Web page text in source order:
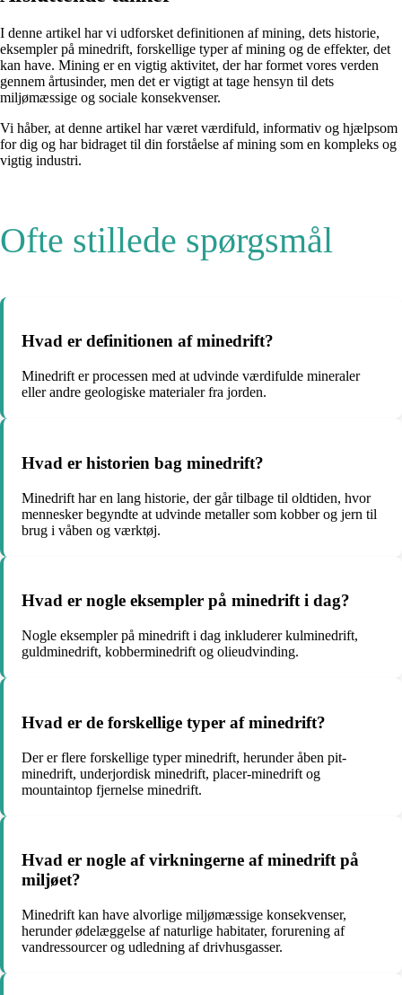
I denne artikel har vi udforsket definitionen af mining, dets historie,
eksempler på minedrift, forskellige typer af mining og de effekter, det
kan have. Mining er en vigtig aktivitet, der har formet vores verden
gennem årtusinder, men det er vigtigt at tage hensyn til dets
miljømæssige og sociale konsekvenser.
Vi håber, at denne artikel har været værdifuld, informativ og hjælpsom
for dig og har bidraget til din forståelse af mining som en kompleks og
vigtig industri.
Ofte stillede spørgsmål
Hvad er definitionen af ​​minedrift?
Minedrift er processen med at udvinde værdifulde mineraler
eller andre geologiske materialer fra jorden.
Hvad er historien bag minedrift?
Minedrift har en lang historie, der går tilbage til oldtiden, hvor
mennesker begyndte at udvinde metaller som kobber og jern til
brug i våben og værktøj.
Hvad er nogle eksempler på minedrift i dag?
Nogle eksempler på minedrift i dag inkluderer kulminedrift,
guldminedrift, kobberminedrift og olieudvinding.
Hvad er de forskellige typer af minedrift?
Der er flere forskellige typer minedrift, herunder åben pit-
minedrift, underjordisk minedrift, placer-minedrift og
mountaintop fjernelse minedrift.
Hvad er nogle af virkningerne af minedrift på
miljøet?
Minedrift kan have alvorlige miljømæssige konsekvenser,
herunder ødelæggelse af naturlige habitater, forurening af
vandressourcer og udledning af drivhusgasser.